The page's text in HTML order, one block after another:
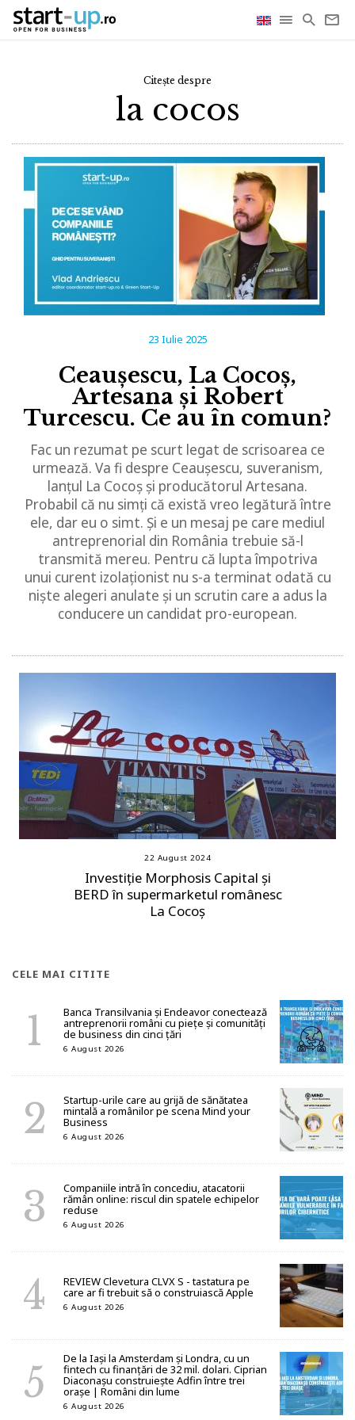
Citește despre
la cocos
23 Iulie 2025
Ceaușescu, La Cocoș,
Artesana și Robert
Turcescu. Ce au în comun?
Fac un rezumat pe scurt legat de scrisoarea ce
urmează. Va fi despre Ceaușescu, suveranism,
lanțul La Cocoș și producătorul Artesana.
Probabil că nu simți că există vreo legătură între
ele, dar eu o simt. Și e un mesaj pe care mediul
antreprenorial din România trebuie să-l
transmită mereu. Pentru că lupta împotriva
unui curent izolaționist nu s-a terminat odată cu
niște alegeri anulate și un scrutin care a adus la
conducere un candidat pro-european.
22 August 2024
Investiție Morphosis Capital și
BERD în supermarketul românesc
La Cocoș
CELE MAI CITITE
Banca Transilvania și Endeavor conectează
antreprenorii români cu piețe și comunități
de business din cinci țări
6 August 2026
Startup-urile care au grijă de sănătatea
mintală a românilor pe scena Mind your
Business
6 August 2026
Companiile intră în concediu, atacatorii
rămân online: riscul din spatele echipelor
reduse
6 August 2026
REVIEW Clevetura CLVX S - tastatura pe
care ar fi trebuit să o construiască Apple
6 August 2026
De la Iași la Amsterdam și Londra, cu un
fintech cu finanțări de 32 mil. dolari. Ciprian
Diaconașu construiește Adfin între trei
orașe | Români din lume
6 August 2026